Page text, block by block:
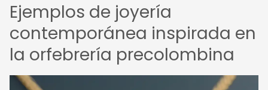
Ejemplos de joyería
contemporánea inspirada en
la orfebrería precolombina